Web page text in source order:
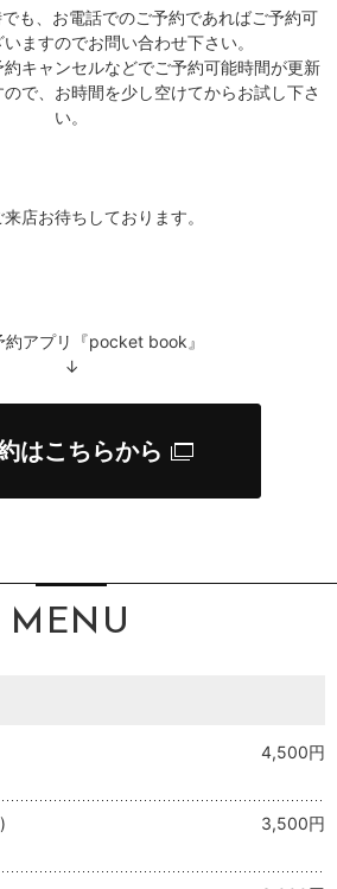
も、お電話でのご予約であればご予約可
ますのでお問い合わせ下さい。
キャンセルなどでご予約可能時間が更新
で、お時間を少し空けてからお試し下さ
い。
店お待ちしております。
約アプリ『pocket book』
↓
はこちらから
MENU
4,500円
3,500円